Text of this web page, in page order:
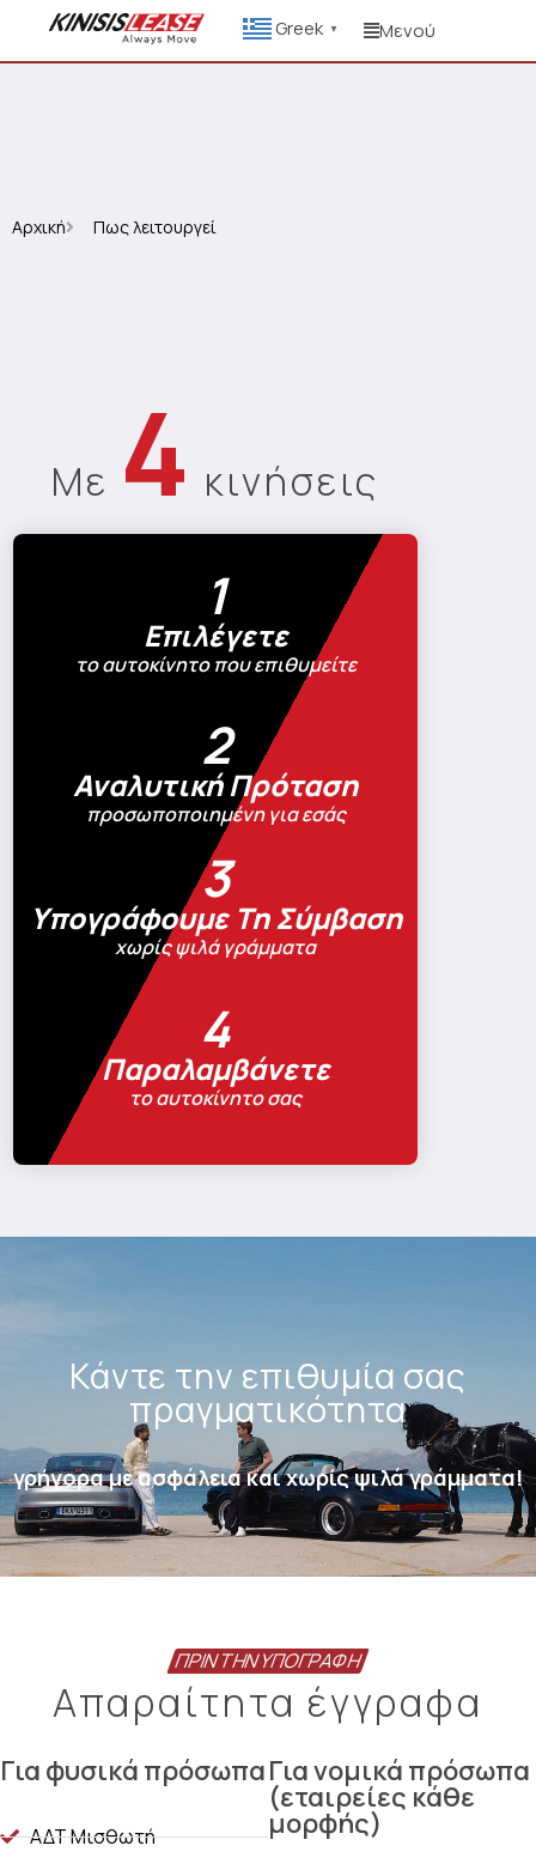
Greek ▼ Μενού
Αρχική Πως λειτουργεί
Με 4 κινήσεις
1
Επιλέγετε
το αυτοκίνητο που επιθυμείτε
2
Αναλυτική Πρόταση
προσωποποιημένη για εσάς
3
Υπογράφουμε Τη Σύμβαση
χωρίς ψιλά γράμματα
4
Παραλαμβάνετε
το αυτοκίνητο σας
Κάντε την επιθυμία σας
πραγματικότητα
γρήγορα με ασφάλεια και χωρίς ψιλά γράμματα!
ΠΡΙΝ ΤΗΝ ΥΠΟΓΡΑΦΉ
Απαραίτητα έγγραφα
Για φυσικά πρόσωπα
ΑΔΤ Μισθωτή
Για νομικά πρόσωπα
(εταιρείες κάθε
μορφής)